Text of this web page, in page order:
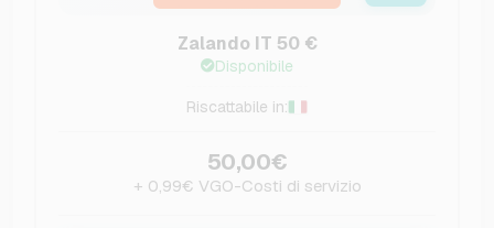
Zalando IT 50 €
Disponibile
Riscattabile in:
50,00€
+ 0,99€ VGO-Costi di servizio